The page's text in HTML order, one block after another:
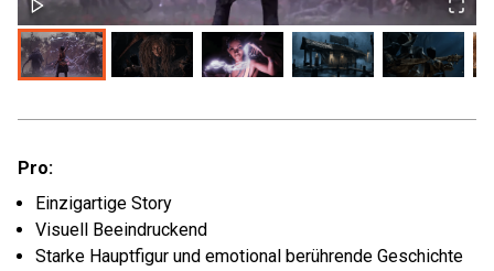
Pro:
Einzigartige Story
Visuell Beeindruckend
Starke Hauptfigur und emotional berührende Geschichte